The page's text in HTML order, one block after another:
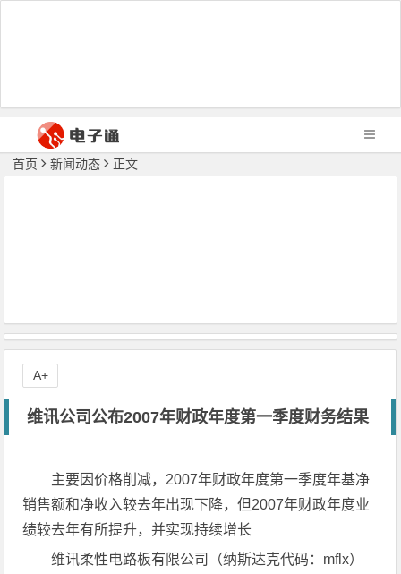
首页 新闻动态 正文
维讯公司公布2007年财政年度第一季度财务结果
主要因价格削减，2007年财政年度第一季度年基净
销售额和净收入较去年出现下降，但2007年财政年度业
绩较去年有所提升，并实现持续增长
维讯柔性电路板有限公司（纳斯达克代码：mflx）
A+